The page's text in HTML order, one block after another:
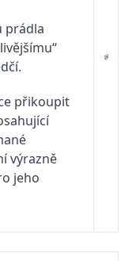
prádla
přikoupit
výrazně
jeho